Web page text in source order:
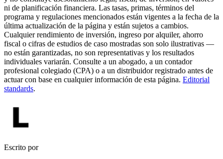
ni de planificación financiera. Las tasas, primas, términos del
programa y regulaciones mencionados están vigentes a la fecha de la
última actualización de la página y están sujetos a cambios.
Cualquier rendimiento de inversión, ingreso por alquiler, ahorro
fiscal o cifras de estudios de caso mostradas son solo ilustrativas —
no están garantizadas, no son representativas y los resultados
individuales variarán. Consulte a un abogado, a un contador
profesional colegiado (CPA) o a un distribuidor registrado antes de
actuar con base en cualquier información de esta página. Editorial
standards.
Escrito por